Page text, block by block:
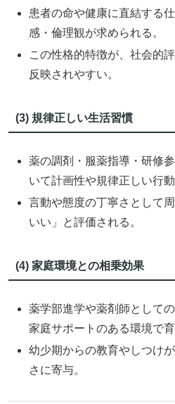
患者の命や健康に直結する
感・倫理観が求められる。
この性格的特徴が、社会的
反映されやすい。
(3) 規律正しい生活習慣
薬の調剤・服薬指導・研修
いて計画性や規律正しい行動
言動や態度の丁寧さとして
いい」と評価される。
(4) 家庭環境との相乗効果
薬学部進学や薬剤師として
家庭サポートのある環境で育
幼少期からの教育やしつけ
さに寄与。